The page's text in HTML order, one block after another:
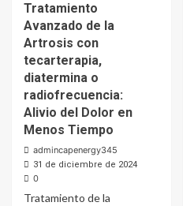
Tratamiento
Avanzado de la
Artrosis con
tecarterapia,
diatermina o
radiofrecuencia:
Alivio del Dolor en
Menos Tiempo
admincapenergy345
31 de diciembre de 2024
0
Tratamiento de la